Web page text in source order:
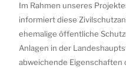
Im Rahmen unseres
informiert diese
ehemalige öffentliche
Anlagen in der
abweichende